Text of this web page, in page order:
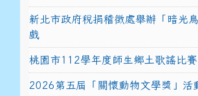
新北市政府稅捐稽徵處舉辦「暗光
戲
桃園市112學年度師生鄉土歌謠比
2026第五屆「關懷動物文學獎」活